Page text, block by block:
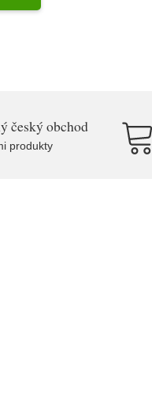
český obchod
produkty